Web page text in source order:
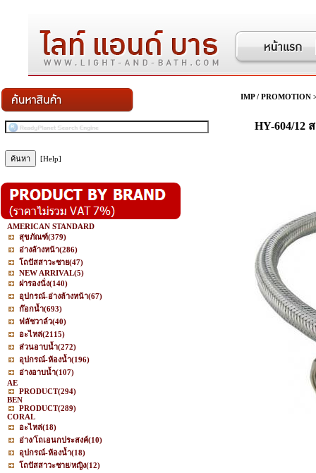
[Help]
AMERICAN STANDARD
สุขภัณฑ์(379)
อ่างล้างหน้า(286)
โถปัสสาวะชาย(47)
NEW ARRIVAL(5)
ฝารองนั่ง(140)
อุปกรณ์-อ่างล้างหน้า(67)
ก๊อกน้ำ(693)
ฟลัชวาล์ว(40)
อะไหล่(2115)
ส่วนอาบน้ำ(272)
อุปกรณ์-ห้องน้ำ(196)
อ่างอาบน้ำ(107)
AE
PRODUCT(294)
BEN
PRODUCT(289)
CORAL
อะไหล่(18)
อ่าง/โถเอนกประสงค์(10)
อุปกรณ์-ห้องน้ำ(18)
โถปัสสาวะชาย/หญิง(12)
IMP / PROMOTION
HY-604/12